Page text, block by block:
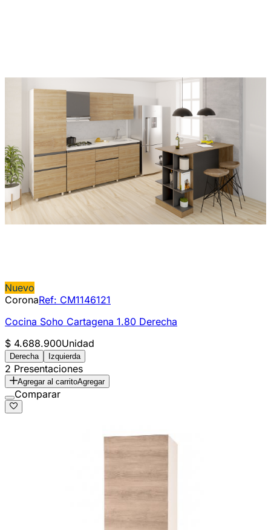
Nuevo
CoronaRef: CM1146121
Cocina Soho Cartagena 1.80 Derecha
$ 4.688.900Unidad
Derecha Izquierda
2 Presentaciones
Agregar al carritoAgregar
Comparar